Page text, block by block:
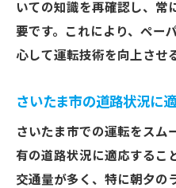
いての知識を再確認し、常
要です。これにより、ペー
心して運転技術を向上させ
さいたま市の道路状況に
さいたま市での運転をスム
有の道路状況に適応するこ
交通量が多く、特に朝夕の